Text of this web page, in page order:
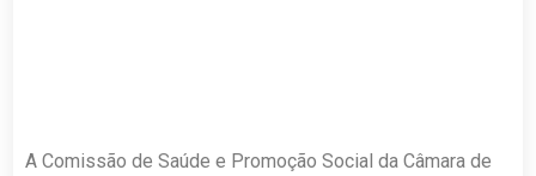
A Comissão de Saúde e Promoção Social da Câmara de